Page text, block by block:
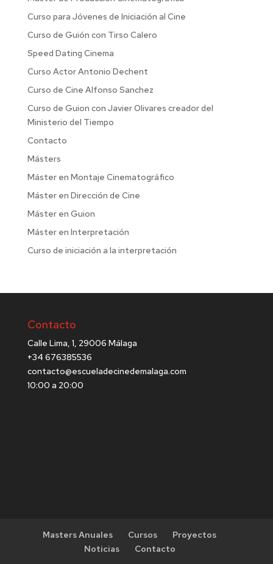
Curso para Jóvenes de Iniciación al Cine
Curso de Guión con Tirso Calero
Speed Dating Cinema
Curso Actor Antonio Dechent
Curso de Cine Alfonso Sanchez
Curso de Guion con Javier Olivares creador del
Ministerio del Tiempo
Contacto
Másters
Máster en Montaje Cinematográfico
Máster en Dirección de Cine
Máster en Guion
Máster en Interpretación
Curso de iniciación a la interpretación
Contacto
Calle Lima, 1, 29006 Málaga
+34 676385536
contacto@escueladecinedemalaga.com
10:00 a 20:00
Masters Anuales Cursos
Proyectos
Noticias
Contacto